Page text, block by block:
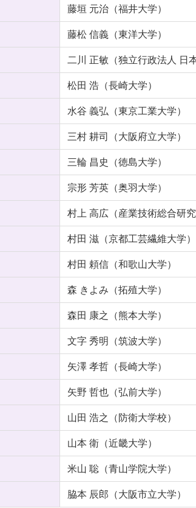
藤垣 元治（福井大学）
藤松 信義（東洋大学）
二川 正敏（独立行政法人 日
松田 浩（長崎大学）
水谷 義弘（東京工業大学）
三村 耕司（大阪府立大学）
三輪 昌史（徳島大学）
宗形 芳英（奥羽大学）
村上 高広（産業技術総合研
村田 滋（京都工芸繊維大学）
村田 頼信（和歌山大学）
森 きよみ（拓殖大学）
森田 康之（熊本大学）
文字 秀明（筑波大学）
矢澤 孝哲（長崎大学）
矢野 哲也（弘前大学）
山田 浩之（防衛大学校）
山本 衛（近畿大学）
米山 聡（青山学院大学）
脇本 辰郎（大阪市立大学）